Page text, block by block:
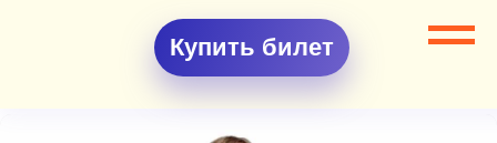
Купить билет